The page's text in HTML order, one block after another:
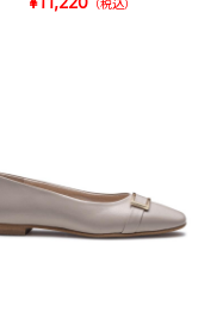
（税込）